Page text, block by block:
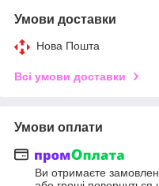
Умови доставки
Нова Пошта
Всі умови доставки
Умови оплати
Ви отримаєте